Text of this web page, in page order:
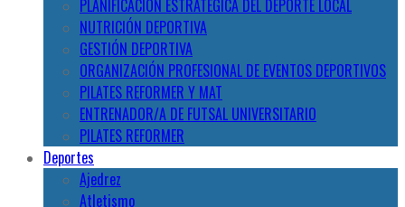
PLANIFICACIÓN ESTRATÉGICA DEL DEPORTE LOCAL
NUTRICIÓN DEPORTIVA
GESTIÓN DEPORTIVA
ORGANIZACIÓN PROFESIONAL DE EVENTOS DEPORTIVOS
PILATES REFORMER Y MAT
ENTRENADOR/A DE FUTSAL UNIVERSITARIO
PILATES REFORMER
Deportes
Ajedrez
Atletismo